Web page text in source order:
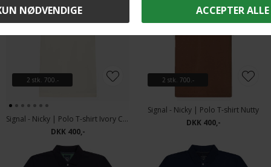
2 stk. 700.-
Signal - Nicky | Polo T-shirt Ivory Cream
DKK 400,-
2 stk. 700.-
Signal - Nicky | Polo T-shirt Nutty
DKK 400,-